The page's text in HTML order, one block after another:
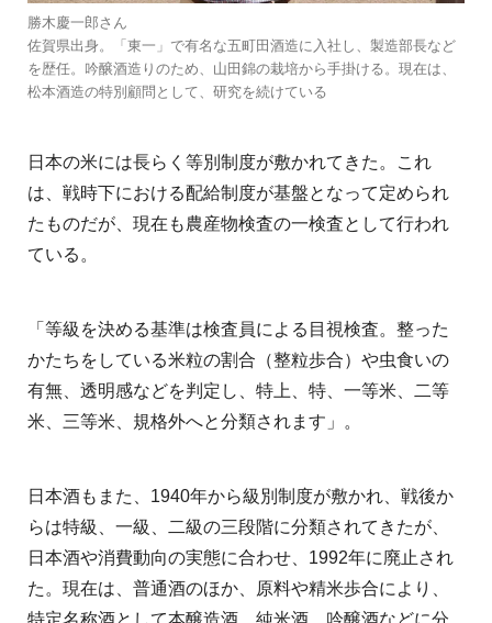
勝木慶一郎さん
佐賀県出身。「東一」で有名な五町田酒造に入社し、製造部長など
を歴任。吟醸酒造りのため、山田錦の栽培から手掛ける。現在は、
松本酒造の特別顧問として、研究を続けている
日本の米には長らく等別制度が敷かれてきた。これ
は、戦時下における配給制度が基盤となって定められ
たものだが、現在も農産物検査の一検査として行われ
ている。
「等級を決める基準は検査員による目視検査。整った
かたちをしている米粒の割合（整粒歩合）や虫食いの
有無、透明感などを判定し、特上、特、一等米、二等
米、三等米、規格外へと分類されます」。
日本酒もまた、1940年から級別制度が敷かれ、戦後か
らは特級、一級、二級の三段階に分類されてきたが、
日本酒や消費動向の実態に合わせ、1992年に廃止され
た。現在は、普通酒のほか、原料や精米歩合により、